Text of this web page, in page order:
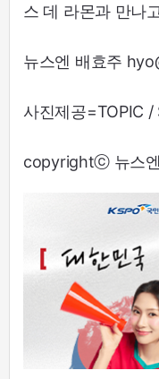
스 데 라몬과 만나
뉴스엔 배효주
사진제공=TOPIC
copyrightⓒ 뉴스